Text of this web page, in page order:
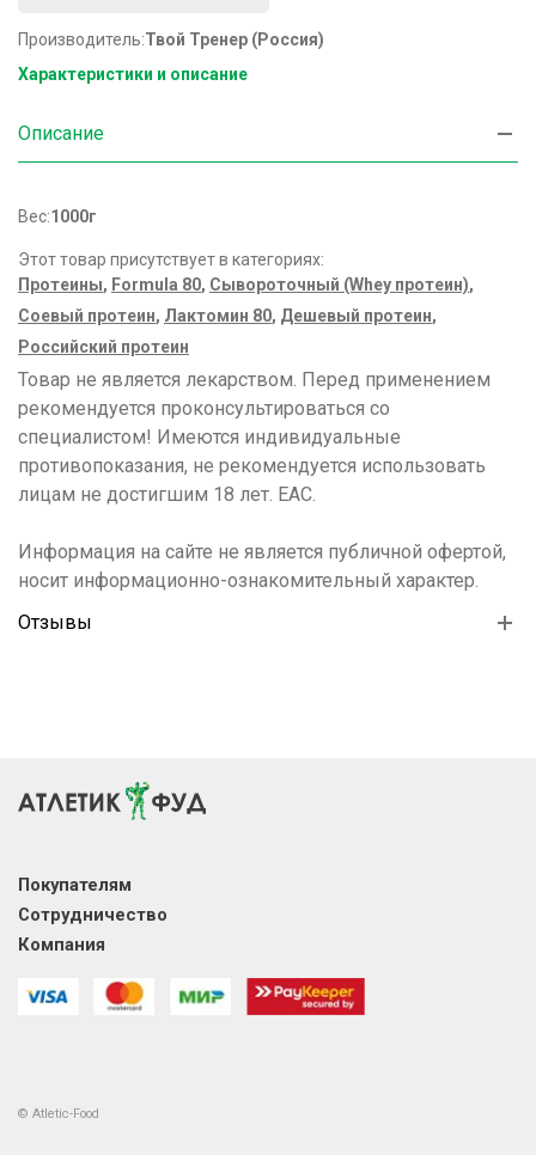
Производитель:Твой Тренер (Россия)
Характеристики и описание
Описание
Вес:1000г
Этот товар присутствует в категориях:
Протеины, Formula 80, Сывороточный (Whey протеин),
Соевый протеин, Лактомин 80, Дешевый протеин,
Российский протеин
Товар не является лекарством. Перед применением
рекомендуется проконсультироваться со
специалистом! Имеются индивидуальные
противопоказания, не рекомендуется использовать
лицам не достигшим 18 лет. ЕАС.
Информация на сайте не является публичной офертой,
носит информационно-ознакомительный характер.
Отзывы
Покупателям
Сотрудничество
Компания
© Atletic-Food